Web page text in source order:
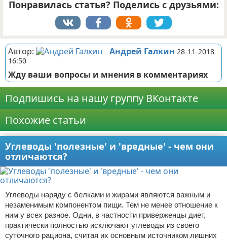
Понравилась статья? Поделись с друзьями:
Автор: Андрей Галкин 28-11-2018
16:50
Жду ваши вопросы и мнения в комментариях
Подпишись на нашу группу ВКонтакте
Похожие статьи
Углеводы 'полезные' и 'вредные' - чем они
отличаются?
Углеводы наряду с белками и жирами являются важным и
незаменимым компонентом пищи. Тем не менее отношение к
ним у всех разное. Одни, в частности приверженцы диет,
практически полностью исключают углеводы из своего
суточного рациона, считая их основным источником лишних